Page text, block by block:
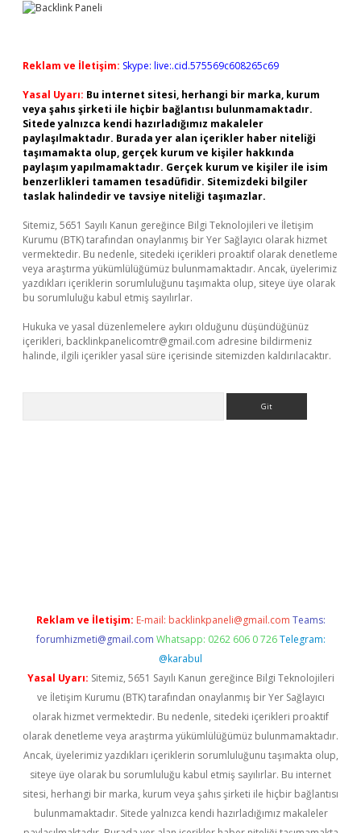
Reklam ve İletişim: Skype: live:.cid.575569c608265c69
Yasal Uyarı: Bu internet sitesi, herhangi bir marka, kurum
veya şahıs şirketi ile hiçbir bağlantısı bulunmamaktadır.
Sitede yalnızca kendi hazırladığımız makaleler
paylaşılmaktadır. Burada yer alan içerikler haber niteliği
taşımamakta olup, gerçek kurum ve kişiler hakkında
paylaşım yapılmamaktadır. Gerçek kurum ve kişiler ile isim
benzerlikleri tamamen tesadüfidir. Sitemizdeki bilgiler
taslak halindedir ve tavsiye niteliği taşımazlar.
Sitemiz, 5651 Sayılı Kanun gereğince Bilgi Teknolojileri ve İletişim
Kurumu (BTK) tarafından onaylanmış bir Yer Sağlayıcı olarak hizmet
vermektedir. Bu nedenle, sitedeki içerikleri proaktif olarak denetleme
veya araştırma yükümlülüğümüz bulunmamaktadır. Ancak, üyelerimiz
yazdıkları içeriklerin sorumluluğunu taşımakta olup, siteye üye olarak
bu sorumluluğu kabul etmiş sayılırlar.
Hukuka ve yasal düzenlemelere aykırı olduğunu düşündüğünüz
içerikleri, backlinkpanelicomtr@gmail.com adresine bildirmeniz
halinde, ilgili içerikler yasal süre içerisinde sitemizden kaldırılacaktır.
Reklam ve İletişim: E-mail: backlinkpaneli@gmail.com Teams:
forumhizmeti@gmail.com Whatsapp: 0262 606 0 726 Telegram:
@karabul
Yasal Uyarı: Sitemiz, 5651 Sayılı Kanun gereğince Bilgi Teknolojileri
ve İletişim Kurumu (BTK) tarafından onaylanmış bir Yer Sağlayıcı
olarak hizmet vermektedir. Bu nedenle, sitedeki içerikleri proaktif
olarak denetleme veya araştırma yükümlülüğümüz bulunmamaktadır.
Ancak, üyelerimiz yazdıkları içeriklerin sorumluluğunu taşımakta olup,
siteye üye olarak bu sorumluluğu kabul etmiş sayılırlar. Bu internet
sitesi, herhangi bir marka, kurum veya şahıs şirketi ile hiçbir bağlantısı
bulunmamaktadır. Sitede yalnızca kendi hazırladığımız makaleler